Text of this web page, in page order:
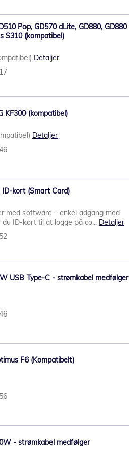
Pop, GD570 dLite, GD880, GD880
S310 (kompatibel)
Detaljer
KF300 (kompatibel)
Detaljer
kort (Smart Card)
med software – enkel adgang med
ID-kort til at logge på co... Detaljer
USB Type-C - strømkabel medfølger
F6 (Kompatibelt)
- strømkabel medfølger